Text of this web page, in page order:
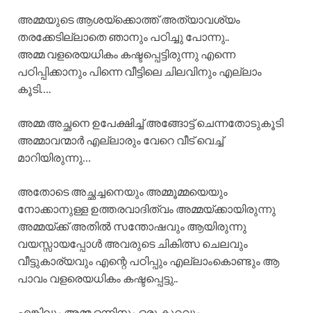
അമ്മയുടെ ആശയ്ക്കൊത്ത് അത്യാവശ്യം
തരക്കേടില്ലാതെ ഞാനും പഠിച്ചു പോന്നു..
അമ്മ വളരെയധികം കഷ്ടപ്പെട്ടിരുന്നു എന്നെ
പഠിപ്പിക്കാനും പിന്നെ വീട്ടിലെ ചിലവിനും എല്ലാം
കൂടി….
അമ്മ അച്ഛനെ ഉപേക്ഷിച്ച് അങ്ങോട്ട് ചെന്നതോടുകൂടി
അമ്മാവന്മാർ എല്ലാരും വേറെ വീട് വെച്ച്
മാറിയിരുന്നു…
അതോടെ അച്ഛച്ചനെയും അമ്മൂമ്മയെയും
നോക്കാനുള്ള ഉത്തരവാദിത്വം അമ്മയ്ക്കായിരുന്നു
അമ്മയ്ക്ക് അതിൽ സന്തോഷവും ആയിരുന്നു
വയസ്സായപ്പോൾ അവരുടെ ചികിത്സ ചെലവും
വീട്ടുകാര്യവും എന്റെ പഠിപ്പും എല്ലാംകൊണ്ടും ആ
പാവം വളരെയധികം കഷ്ടപ്പെട്ടു..